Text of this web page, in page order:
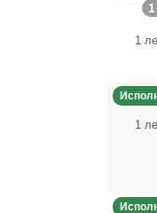
1
1